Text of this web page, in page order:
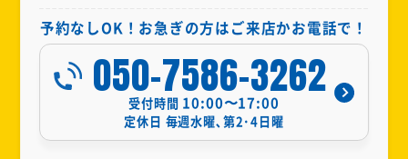
予約なしOK！お急ぎの方はご来店かお電話で！
050-7586-3262
受付時間 10:00〜17:00
定休日 毎週水曜､第2･4日曜